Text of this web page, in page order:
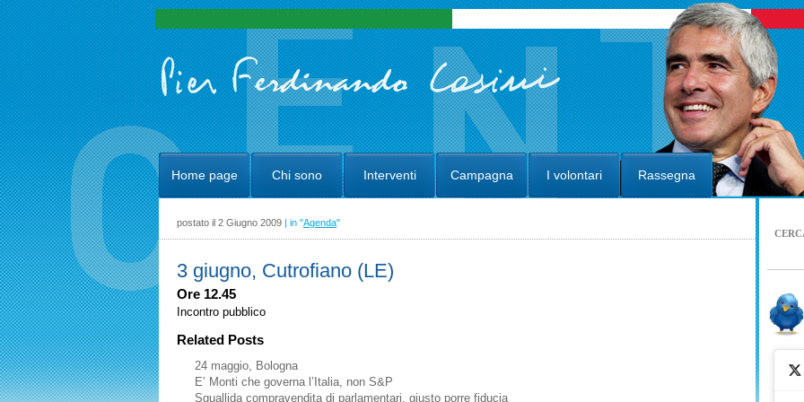
Home page Chi sono Interventi Campagna I volontari Rassegna
postato il 2 Giugno 2009 | in "Agenda"
3 giugno, Cutrofiano (LE)
Ore 12.45
Incontro pubblico
Related Posts
24 maggio, Bologna
E’ Monti che governa l’Italia, non S&P
Squallida compravendita di parlamentari, giusto porre fiducia